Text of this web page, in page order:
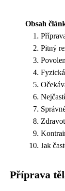
Obsah
Pitný
Jak
Příprava